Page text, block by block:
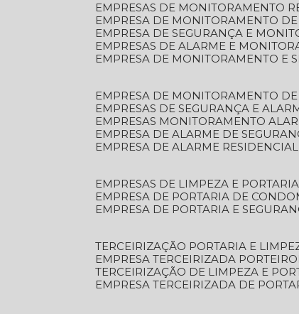
EMPRESAS DE MONITORAMENTO
EMPRESA DE MONITORAMENTO
EMPRESA DE SEGURANÇA E
EMPRESAS DE ALARME E
EMPRESA DE MONITORAMENTO E
EMPRESA DE MONITORAMENTO
EMPRESAS DE SEGURANÇA E
EMPRESAS MONITORAMENTO
EMPRESA DE ALARME DE
EMPRESA DE ALARME RESIDENCIAL
EMPRESAS DE LIMPEZA E PORTARIA
EMPRESA DE PORTARIA DE
EMPRESA DE PORTARIA E
TERCEIRIZAÇÃO PORTARIA E
EMPRESA TERCEIRIZADA PORTEIRO
TERCEIRIZAÇÃO DE LIMPEZA E
EMPRESA TERCEIRIZADA DE